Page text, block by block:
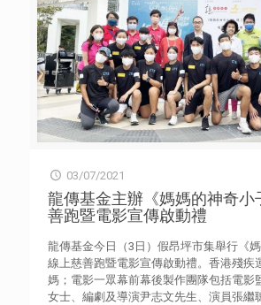
示他們大膽創新的想法，協助改善社會上
活。同時，賽事要求學生即場完成編程挑
能力。 香港青年協會督導主任（創新及
在頒獎典禮表示，很高興能夠與港大電機
作，對學生亦是一次難得的機會，透過競
識，並掌握「數碼技能」、「創新解難」
技能。競賽亦鼓勵學生發揮同理心、以人
區或不同人士的需要，並提出可行的解決
關愛。 「創意編程設計大賽」由香港青
署贊助。參賽隊伍須使用Arduino或
作裝置及完成編程挑戰。同時比賽設有作
Scratch創意挑戰賽，歡迎初小至高中學生
能力及創意。比賽詳情可瀏覽網站
青年協會創意編程設計大賽 2020/21得獎
稱／隊伍名稱 高中組 優異獎 東華三院李
組 金獎 香港培正中學 第二隊 銀獎 五育中
正中學 第一隊 高小組 金獎 嘉諾撒小學（
03/07/2021
龍傳基金主辦《媽媽的神奇小
善跑暨電影宣傳啟動禮
龍傳基金今日（3日）假昂坪市集舉行《媽
線上慈善跑暨電影宣傳啟動禮。香港殘疾
媽；電影一眾幕前幕後製作團隊包括電影
女士、編劇及導演尹志文先生、演員張繼